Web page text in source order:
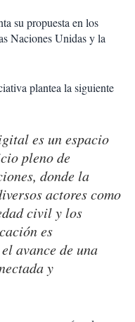
su propuesta en los
Naciones Unidas y la
plantea la siguiente
es un espacio
pleno de
donde la
actores como
civil y los
es
avance de una
y